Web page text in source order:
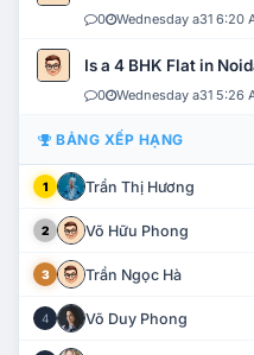
0 Wednesday a31 6:20
Is a 4 BHK Flat in
0 Wednesday a31 5:26
BẢNG XẾP HẠNG
1 Trần Thị Hương
2 Võ Hữu Phong
3 Trần Ngọc Hà
4 Võ Duy Phong